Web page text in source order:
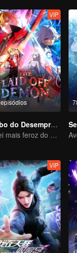
VIP
Diabo do Desemprego
O rei mais feroz do mundo demoníaco
VIP